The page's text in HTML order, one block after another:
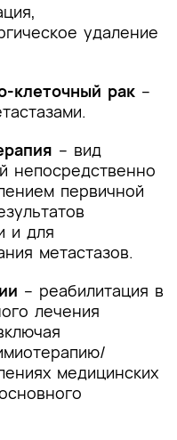
удаление
клеточный рак –
– вид
непосредственно
первичной
и для
метастазов.
– реабилитация в
лечения
медицинских